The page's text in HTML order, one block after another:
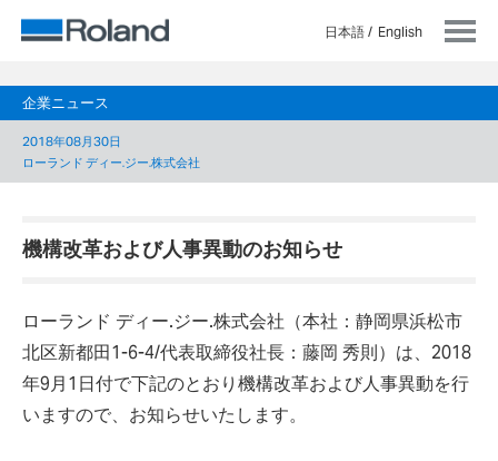
日本語 English
企業ニュース
2018年08月30日
ローランド ディー.ジー.株式会社
機構改革および人事異動のお知らせ
ローランド ディー.ジー.株式会社（本社：静岡県浜松市
北区新都田1-6-4/代表取締役社長：藤岡 秀則）は、2018
年9月1日付で下記のとおり機構改革および人事異動を行
いますので、お知らせいたします。